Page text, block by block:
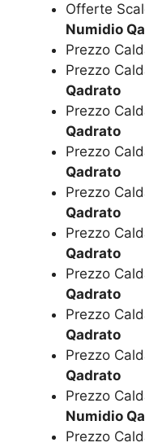
Offerte
Numidio
Prezzo
Prezzo
Qadrato
Prezzo
Qadrato
Prezzo
Qadrato
Prezzo
Qadrato
Prezzo
Qadrato
Prezzo
Qadrato
Prezzo
Qadrato
Prezzo
Qadrato
Prezzo
Numidio
Prezzo